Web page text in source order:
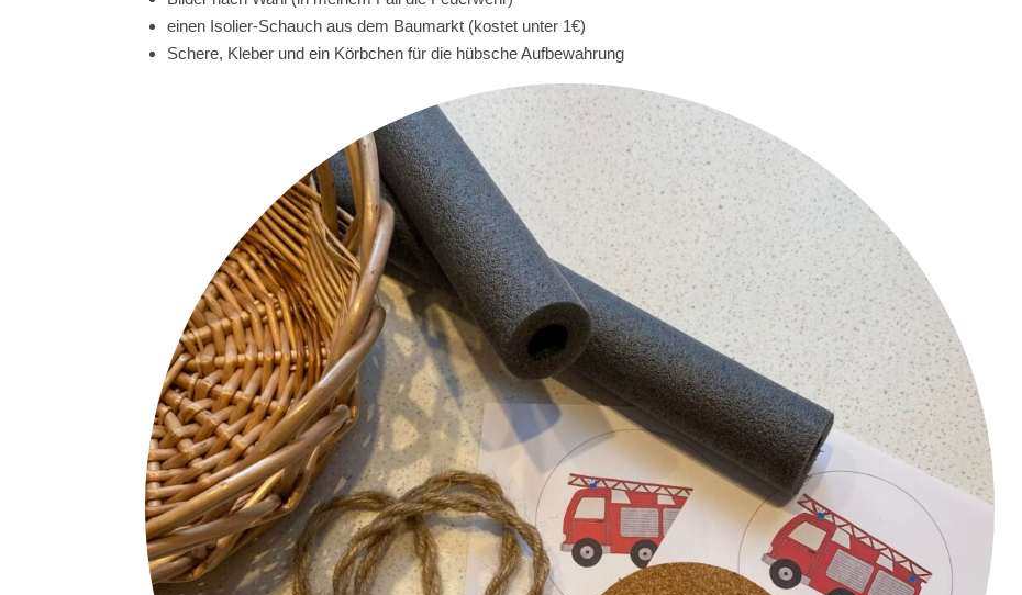
einen Isolier-Schauch aus dem Baumarkt (kostet unter 1€)
Schere, Kleber und ein Körbchen für die hübsche Aufbewahrung